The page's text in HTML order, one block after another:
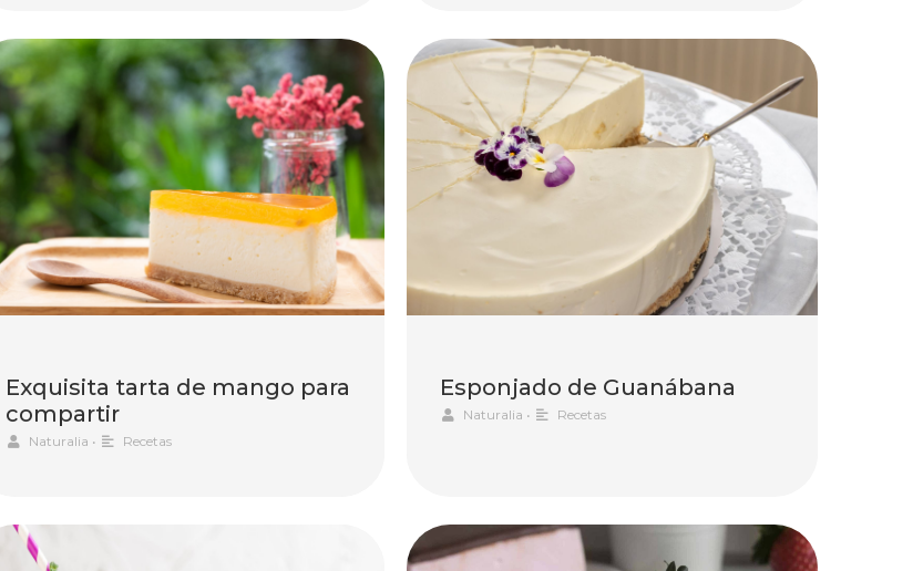
Exquisita tarta de mango para
compartir
Naturalia • Recetas
Esponjado de Guanábana
Naturalia • Recetas